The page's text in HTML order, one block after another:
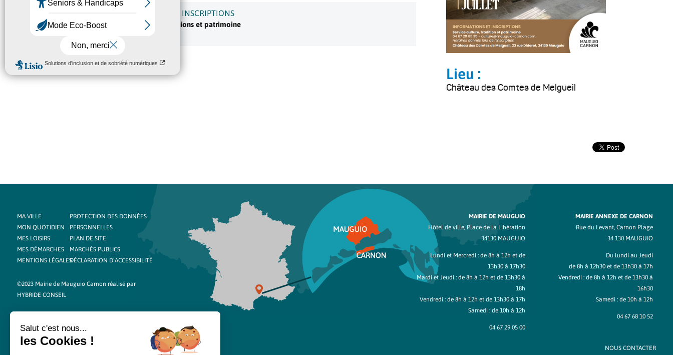
 INFORMATIONS ET INSCRIPTIONS
Service culture, traditions et patrimoine
Lieu :
Château des Comtes de Melgueil
MA VILLE
MON QUOTIDIEN
MES LOISIRS
MES DÉMARCHES
MENTIONS LÉGALES
©2023 Mairie de Mauguio Carnon réalisé par
HYBRIDE CONSEIL
PROTECTION DES DONNÉES
PERSONNELLES
PLAN DE SITE
MARCHÉS PUBLICS
DÉCLARATION D’ACCESSIBILITÉ
MAIRIE DE MAUGUIO
Hôtel de ville, Place de la Libération
34130 MAUGUIO
Lundi et Mercredi : de 8h à 12h et de
13h30 à 17h30
Mardi et Jeudi : de 8h à 12h et de 13h30 à
18h
Vendredi : de 8h à 12h et de 13h30 à 17h
Samedi : de 10h à 12h
04 67 29 05 00
MAIRIE ANNEXE DE CARNON
Rue du Levant, Carnon Plage
34 130 MAUGUIO
Du lundi au Jeudi
de 8h à 12h30 et de 13h30 à 17h
Vendredi : de 8h à 12h et de 13h30 à
16h30
Samedi : de 10h à 12h
04 67 68 10 52
NOUS CONTACTER
Salut c'est nous...
les Cookies !